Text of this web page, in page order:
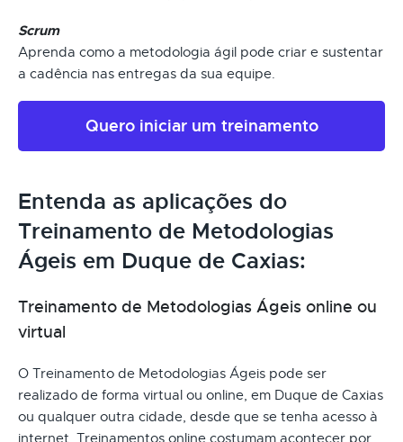
Scrum
Aprenda como a metodologia ágil pode criar e sustentar
a cadência nas entregas da sua equipe.
Quero iniciar um treinamento
Entenda as aplicações do
Treinamento de Metodologias
Ágeis em Duque de Caxias:
Treinamento de Metodologias Ágeis online ou
virtual
O Treinamento de Metodologias Ágeis pode ser
realizado de forma virtual ou online, em Duque de Caxias
ou qualquer outra cidade, desde que se tenha acesso à
internet. Treinamentos online costumam acontecer por